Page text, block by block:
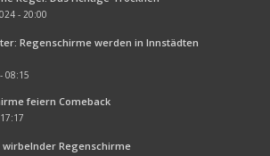
- 20:00
Regenschirme werden in Innstädten
08:15
feiern Comeback
wirbelnder Regenschirme